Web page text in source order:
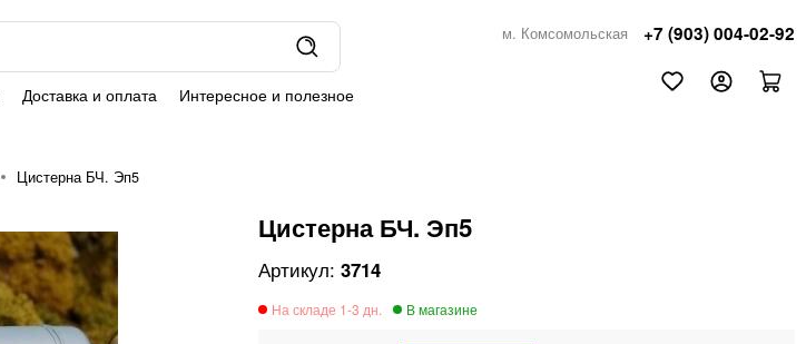
Доставка и оплата Интересное и полезное
м. Комсомольская +7 (903) 004-02-92
Цистерна БЧ. Эп5
Цистерна БЧ. Эп5
3714